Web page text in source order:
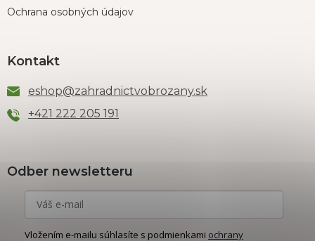
Ochrana osobných údajov
Kontakt
eshop@zahradnictvobrozany.sk
+421 222 205 191
Odber newsletteru
Vložením e-mailu súhlasíte s podmienkami ochrany